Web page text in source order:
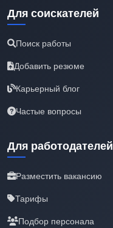
Для соискателей
Поиск работы
Добавить резюме
Карьерный блог
Частые вопросы
Для работодателей
Разместить вакансию
Тарифы
Подбор персонала